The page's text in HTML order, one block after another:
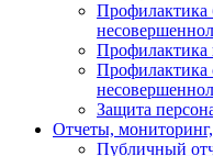
Профилактика
Профилактика
Защита
Отчеты,
Публичный